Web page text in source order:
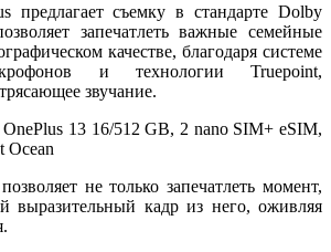
предлагает съемку в стандарте Dolby
запечатлеть важные семейные
качестве, благодаря системе
и технологии Truepoint,
звучание.
не только запечатлеть момент,
выразительный кадр из него, оживляя